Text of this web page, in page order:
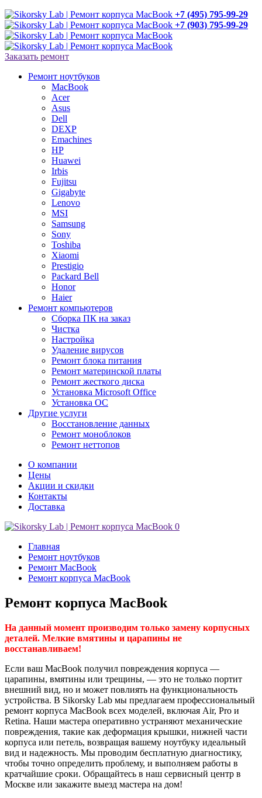
+7 (495) 795-99-29
+7 (903) 795-99-29
Заказать ремонт
Ремонт ноутбуков
MacBook
Acer
Asus
Dell
DEXP
Emachines
HP
Huawei
Irbis
Fujitsu
Gigabyte
Lenovo
MSI
Samsung
Sony
Toshiba
Xiaomi
Prestigio
Packard Bell
Honor
Haier
Ремонт компьютеров
Сборка ПК на заказ
Чистка
Настройка
Удаление вирусов
Ремонт блока питания
Ремонт материнской платы
Ремонт жесткого диска
Установка Microsoft Office
Установка ОС
Другие услуги
Восстановление данных
Ремонт моноблоков
Ремонт неттопов
О компании
Цены
Акции и скидки
Контакты
Доставка
0
Главная
Ремонт ноутбуков
Ремонт MacBook
Ремонт корпуса MacBook
Ремонт корпуса MacBook
На данный момент производим только замену корпусных
деталей. Мелкие вмятины и царапины не
восстанавливаем!
Если ваш MacBook получил повреждения корпуса —
царапины, вмятины или трещины, — это не только портит
внешний вид, но и может повлиять на функциональность
устройства. В Sikorsky Lab мы предлагаем профессиональный
ремонт корпуса MacBook всех моделей, включая Air, Pro и
Retina. Наши мастера оперативно устраняют механические
повреждения, такие как деформация крышки, нижней части
корпуса или петель, возвращая вашему ноутбуку идеальный
вид и надежность. Мы проводим бесплатную диагностику,
чтобы точно определить проблему, и выполняем работы в
кратчайшие сроки. Обращайтесь в наш сервисный центр в
Москве или закажите выезд мастера на дом!